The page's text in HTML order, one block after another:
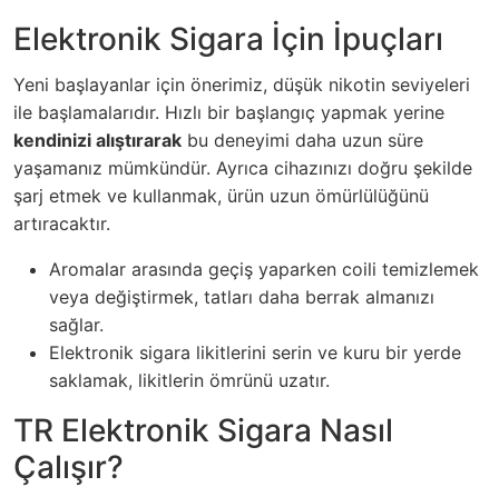
Elektronik Sigara İçin İpuçları
Yeni başlayanlar için önerimiz, düşük nikotin seviyeleri
ile başlamalarıdır. Hızlı bir başlangıç yapmak yerine
kendinizi alıştırarak bu deneyimi daha uzun süre
yaşamanız mümkündür. Ayrıca cihazınızı doğru şekilde
şarj etmek ve kullanmak, ürün uzun ömürlülüğünü
artıracaktır.
Aromalar arasında geçiş yaparken coili temizlemek
veya değiştirmek, tatları daha berrak almanızı
sağlar.
Elektronik sigara likitlerini serin ve kuru bir yerde
saklamak, likitlerin ömrünü uzatır.
TR Elektronik Sigara Nasıl
Çalışır?